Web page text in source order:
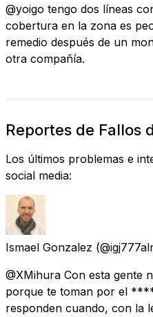
@yoigo tengo dos líneas
cobertura en la zona es
remedio después de un
otra compañía.
Reportes de Fallos
Los últimos problemas e
social media:
Ismael Gonzalez
@XMihura Con esta gente
porque te toman por el
responden cuando, con la